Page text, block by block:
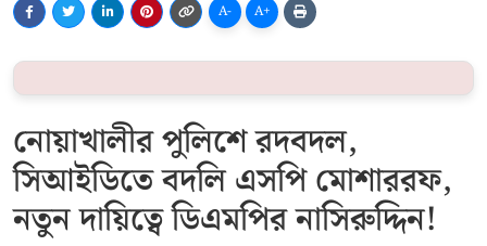
A- A+
নোয়াখালীর পুলিশে রদবদল,
সিআইডিতে বদলি এসপি মোশাররফ,
নতুন দায়িত্বে ডিএমপির নাসিরুদ্দিন!